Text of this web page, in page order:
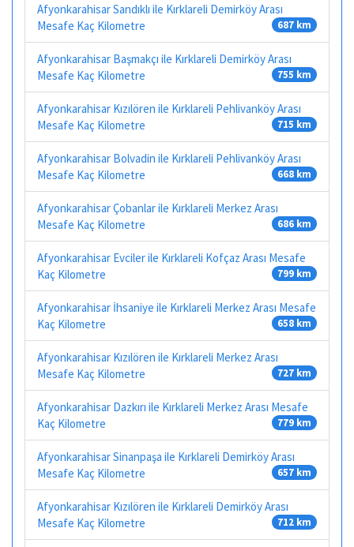
Afyonkarahisar Sandıklı ile Kırklareli Demirköy Arası
Mesafe Kaç Kilometre
687 km
Afyonkarahisar Başmakçı ile Kırklareli Demirköy Arası
Mesafe Kaç Kilometre
755 km
Afyonkarahisar Kızılören ile Kırklareli Pehlivanköy Arası
Mesafe Kaç Kilometre
715 km
Afyonkarahisar Bolvadin ile Kırklareli Pehlivanköy Arası
Mesafe Kaç Kilometre
668 km
Afyonkarahisar Çobanlar ile Kırklareli Merkez Arası
Mesafe Kaç Kilometre
686 km
Afyonkarahisar Evciler ile Kırklareli Kofçaz Arası Mesafe
Kaç Kilometre
799 km
Afyonkarahisar İhsaniye ile Kırklareli Merkez Arası Mesafe
Kaç Kilometre
658 km
Afyonkarahisar Kızılören ile Kırklareli Merkez Arası
Mesafe Kaç Kilometre
727 km
Afyonkarahisar Dazkırı ile Kırklareli Merkez Arası Mesafe
Kaç Kilometre
779 km
Afyonkarahisar Sinanpaşa ile Kırklareli Demirköy Arası
Mesafe Kaç Kilometre
657 km
Afyonkarahisar Kızılören ile Kırklareli Demirköy Arası
Mesafe Kaç Kilometre
712 km